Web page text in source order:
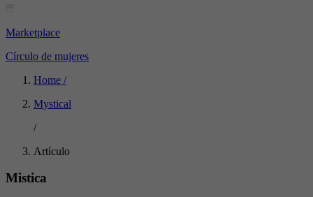
Marketplace
Círculo de mujeres
Home /
Mystical
/
Artículo
Mistica